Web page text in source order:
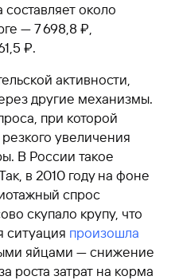
около
— 7 698,8 ₽,
₽.
активности,
другие механизмы.
при которой
увеличения
В России такое
в 2010 году на фоне
спрос
скупало крупу, что
ситуация произошла
яйцами — снижение
роста затрат на корма